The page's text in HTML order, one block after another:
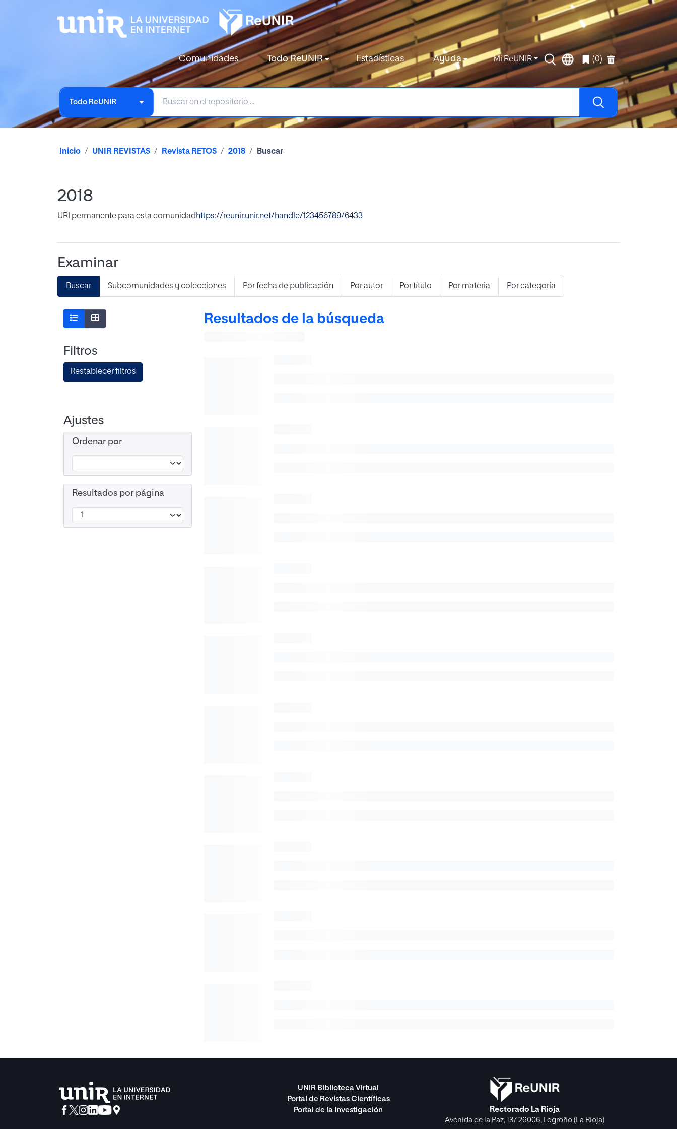
Comunidades Todo ReUNIR Estadísticas Ayuda Mi ReUNIR (0)
Todo ReUNIR
Inicio UNIR REVISTAS Revista RETOS 2018 Buscar
2018
URI permanente para esta comunidad https://reunir.unir.net/handle/123456789/6433
Examinar
Buscar Subcomunidades y colecciones Por fecha de publicación Por autor Por título Por materia Por categoría
Filtros
Restablecer filtros
Ajustes
Ordenar por
Resultados por página
Resultados de la búsqueda
UNIR Biblioteca Virtual
Portal de Revistas Científicas
Portal de la Investigación
Rectorado La Rioja
Avenida de la Paz, 137 26006, Logroño (La Rioja)